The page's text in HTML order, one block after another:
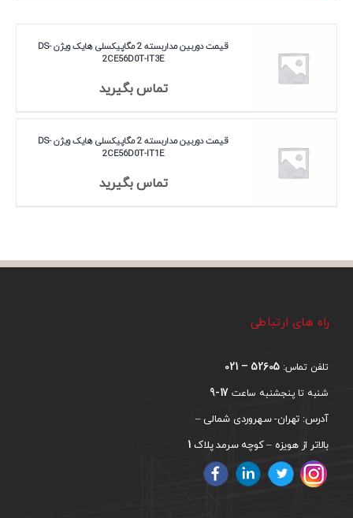
قیمت دوربین مداربسته 2 مگاپیکسلی هایک ویژن DS-
2CE56D0T-IT3E
تماس بگیرید
قیمت دوربین مداربسته 2 مگاپیکسلی هایک ویژن DS-
2CE56D0T-IT1E
تماس بگیرید
راه های ارتباطی
تلفن تماس: 52605 – 021
شنبه تا پنجشنبه ساعت 17-9
آدرس: تهران- سهروردی شمالی –
بالاتر از هویزه – کوچه سرمد پلاک 1